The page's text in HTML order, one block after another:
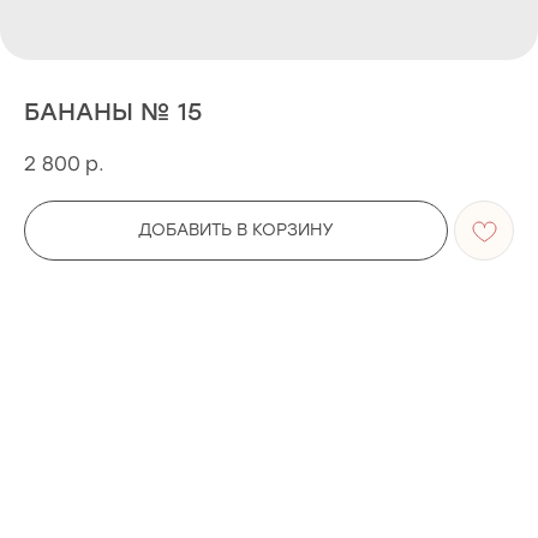
БАНАНЫ № 15
2 800 р.
ДОБАВИТЬ В КОРЗИНУ